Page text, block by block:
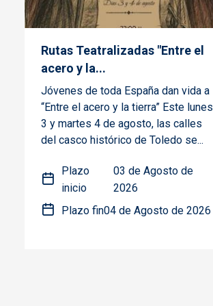
Rutas Teatralizadas "Entre el
acero y la...
Jóvenes de toda España dan vida a
“Entre el acero y la tierra” Este lunes
3 y martes 4 de agosto, las calles
del casco histórico de Toledo se...
Plazo
inicio
03 de Agosto de
2026
Plazo fin04 de Agosto de 2026